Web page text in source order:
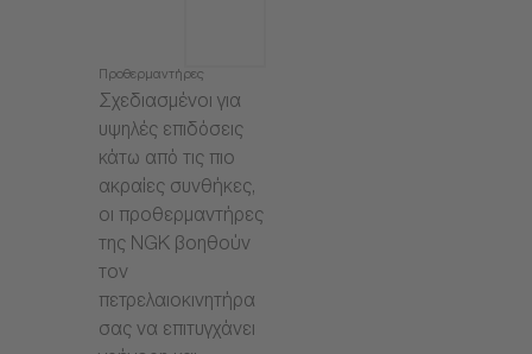
Προθερμαντήρες
Σχεδιασμένοι για
υψηλές επιδόσεις
κάτω από τις πιο
ακραίες συνθήκες,
οι προθερμαντήρες
της NGK βοηθούν
τον
πετρελαιοκινητήρα
σας να επιτυγχάνει